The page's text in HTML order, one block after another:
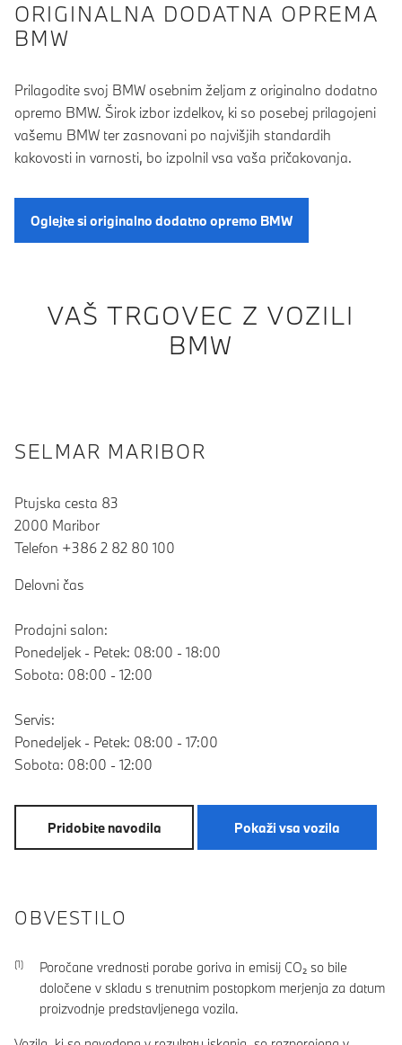
ORIGINALNA DODATNA OPREMA
BMW
Prilagodite svoj BMW osebnim željam z originalno dodatno
opremo BMW. Širok izbor izdelkov, ki so posebej prilagojeni
vašemu BMW ter zasnovani po najvišjih standardih
kakovosti in varnosti, bo izpolnil vsa vaša pričakovanja.
Oglejte si originalno dodatno opremo BMW
VAŠ TRGOVEC Z VOZILI
BMW
SELMAR MARIBOR
Ptujska cesta 83
2000 Maribor
Telefon +386 2 82 80 100
Delovni čas
Prodajni salon:
Ponedeljek - Petek: 08:00 - 18:00
Sobota: 08:00 - 12:00
Servis:
Ponedeljek - Petek: 08:00 - 17:00
Sobota: 08:00 - 12:00
Pridobite navodila Pokaži vsa vozila
OBVESTILO
Poročane vrednosti porabe goriva in emisij CO₂ so bile
določene v skladu s trenutnim postopkom merjenja za datum
proizvodnje predstavljenega vozila.